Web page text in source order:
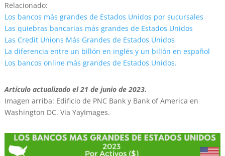
Relacionado:
Los bancos más grandes de Estados Unidos por sucursales
Las quiebras bancarias más grandes de Estados Unidos
Las Credit Unions Más Grandes de Estados Unidos
La diferencia entre un billón en inglés y un billón en español
Los bancos online más grandes de Estados Unidos.
Artículo actualizado el 21 de junio de 2023.
Imagen arriba: Edificio de PNC Bank y Bank of America en
Washington DC. Via YayImages.